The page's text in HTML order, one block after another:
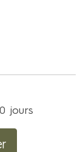
jours